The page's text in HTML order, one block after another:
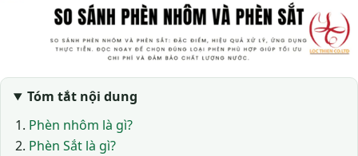
Tóm tắt nội dung
Phèn nhôm là gì?
Phèn Sắt là gì?